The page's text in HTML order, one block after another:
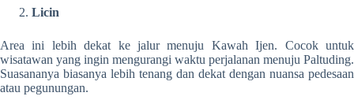
Licin
Area ini lebih dekat ke jalur menuju Kawah Ijen. Cocok untuk
wisatawan yang ingin mengurangi waktu perjalanan menuju Paltuding.
Suasananya biasanya lebih tenang dan dekat dengan nuansa pedesaan
atau pegunungan.